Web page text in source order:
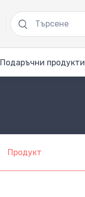
Подаръчни продукти
Продукт